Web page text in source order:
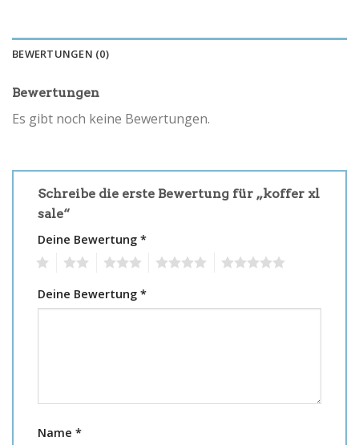
BEWERTUNGEN (0)
Bewertungen
Es gibt noch keine Bewertungen.
Schreibe die erste Bewertung für „koffer xl
sale“
Deine Bewertung *
Deine Bewertung *
Name *